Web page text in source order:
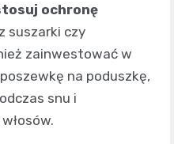
ochronę
suszarki czy
zainwestować w
na poduszkę,
snu i